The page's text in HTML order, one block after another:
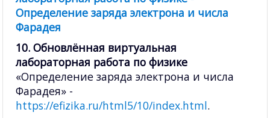
10. Обновлённая виртуальная
лабораторная работа по физике
«Определение заряда электрона и числа
Фарадея» -
https://efizika.ru/html5/10/index.html.